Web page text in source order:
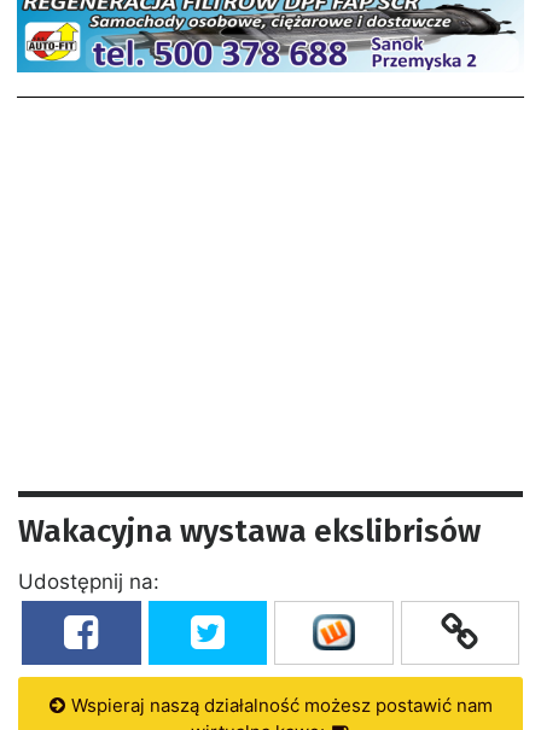
Wakacyjna wystawa ekslibrisów
Udostępnij na:
Wspieraj naszą działalność możesz postawić nam